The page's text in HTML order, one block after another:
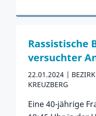
Zum Vorfall
Rassistische
versuchter
22.01.2024
KREUZBERG
Eine 40-jährige